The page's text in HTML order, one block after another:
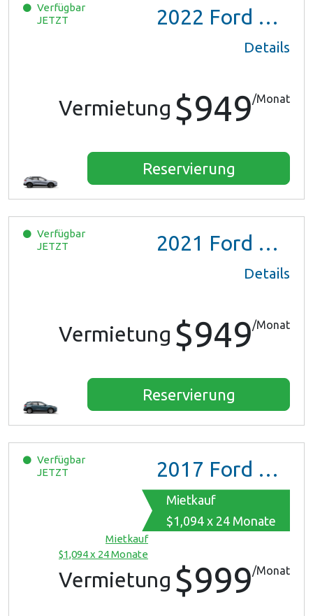
Verfügbar
JETZT
2022 Ford Escape SE Hybrid
Details
Vermietung $949/Monat
Reservierung
Verfügbar
JETZT
2021 Ford Escape SE Hybrid
Details
Vermietung $949/Monat
Reservierung
Verfügbar
JETZT
2017 Ford Mustang
Mietkauf
$1,094 x 24 Monate
Mietkauf
$1,094 x 24 Monate
Vermietung $999/Monat